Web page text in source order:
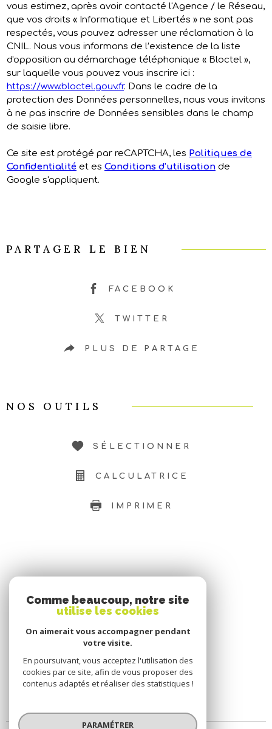
vous estimez, après avoir contacté l'Agence / le Réseau,
que vos droits « Informatique et Libertés » ne sont pas
respectés, vous pouvez adresser une réclamation à la
CNIL. Nous vous informons de l’existence de la liste
d'opposition au démarchage téléphonique « Bloctel »,
sur laquelle vous pouvez vous inscrire ici :
https://www.bloctel.gouv.fr. Dans le cadre de la
protection des Données personnelles, nous vous invitons
à ne pas inscrire de Données sensibles dans le champ
de saisie libre.
Ce site est protégé par reCAPTCHA, les Politiques de
Confidentialité et es Conditions d'utilisation de
Google s'appliquent.
PARTAGER LE BIEN
FACEBOOK
TWITTER
PLUS DE PARTAGE
NOS OUTILS
SÉLECTIONNER
CALCULATRICE
IMPRIMER
SE CONNECTER
ESPACE PROPRIÉTAIRE
Comme beaucoup, notre site
utilise les cookies
On aimerait vous accompagner pendant
votre visite.
En poursuivant, vous acceptez l'utilisation des
cookies par ce site, afin de vous proposer des
contenus adaptés et réaliser des statistiques !
PARAMÉTRER